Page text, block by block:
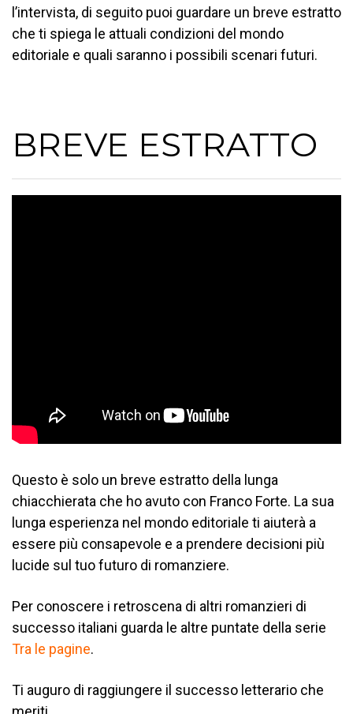
l’intervista, di seguito puoi guardare un breve estratto
che ti spiega le attuali condizioni del mondo
editoriale e quali saranno i possibili scenari futuri.
BREVE ESTRATTO
Questo è solo un breve estratto della lunga
chiacchierata che ho avuto con Franco Forte. La sua
lunga esperienza nel mondo editoriale ti aiuterà a
essere più consapevole e a prendere decisioni più
lucide sul tuo futuro di romanziere.
Per conoscere i retroscena di altri romanzieri di
successo italiani guarda le altre puntate della serie
Tra le pagine.
Ti auguro di raggiungere il successo letterario che